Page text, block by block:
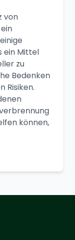
von
ein Mittel
zu
Bedenken
Risiken.
können,